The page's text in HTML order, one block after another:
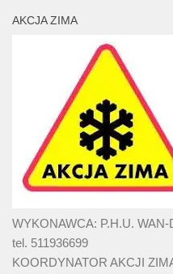
AKCJA ZIMA
WYKONAWCA: P.H.U. WAN-
tel. 511936699
KOORDYNATOR AKCJI